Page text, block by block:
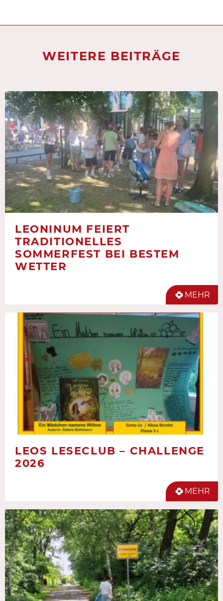
WEITERE BEITRÄGE
LEONINUM FEIERT
TRADITIONELLES
SOMMERFEST BEI BESTEM
WETTER
MEHR
LEOS LESECLUB – CHALLENGE
2026
MEHR